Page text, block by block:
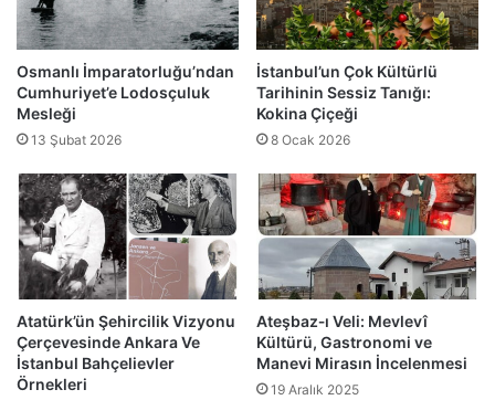
Osmanlı İmparatorluğu’ndan
Cumhuriyet’e Lodosçuluk
Mesleği
13 Şubat 2026
İstanbul’un Çok Kültürlü
Tarihinin Sessiz Tanığı:
Kokina Çiçeği
8 Ocak 2026
Atatürk’ün Şehircilik Vizyonu
Çerçevesinde Ankara Ve
İstanbul Bahçelievler
Örnekleri
Ateşbaz‑ı Veli: Mevlevî
Kültürü, Gastronomi ve
Manevi Mirasın İncelenmesi
19 Aralık 2025